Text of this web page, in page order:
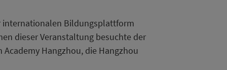
internationalen Bildungsplattform
dieser Veranstaltung besuchte der
Hangzhou, die Hangzhou